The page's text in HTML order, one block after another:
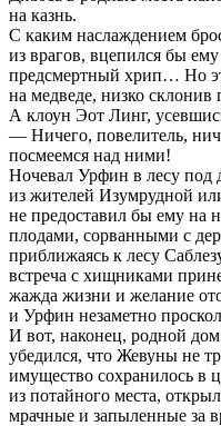
на казнь.
С каким наслаждением
из врагов, вцепился бы
предсмертный хрип… Но
на медведе, низко склонив
А клоун Эот Линг,
— Ничего, повелитель,
посмеемся над ними!
Ночевал Урфин в лесу под
из жителей Изумрудной
не предоставил бы ему на
плодами, сорванными с
приближаясь к лесу
встреча с хищниками
жажда жизни и желание
и Урфин незаметно
И вот, наконец, родной
убедился, что Жевуны не
имущество сохранилось в
из потайного места,
мрачные и запыленные за